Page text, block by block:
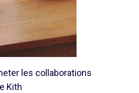
les collaborations
Kith